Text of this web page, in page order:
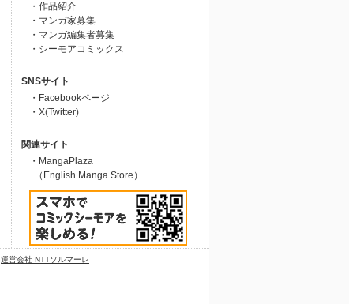
・作品紹介
・マンガ家募集
・マンガ編集者募集
・シーモアコミックス
SNSサイト
・Facebookページ
・X(Twitter)
関連サイト
・MangaPlaza
（English Manga Store）
運営会社 NTTソルマーレ